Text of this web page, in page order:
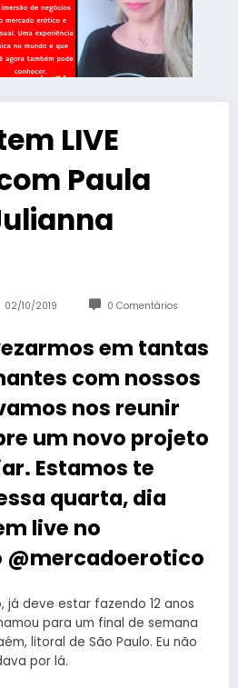
LIVE
com Paula
02/10/2019 0 Comentários
em tantas
com nossos
nos reunir
um novo projeto
Estamos te
quarta, dia
live no
já deve estar fazendo 12 anos
para um final de semana
litoral de São Paulo. Eu não
por lá.